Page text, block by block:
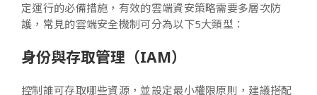
定運行的必備措施，有效的雲端資安策略需要多層次防
護，常見的雲端安全機制可分為以下5大類型：
身份與存取管理（IAM）
控制誰可存取哪些資源，並設定最小權限原則，建議搭配